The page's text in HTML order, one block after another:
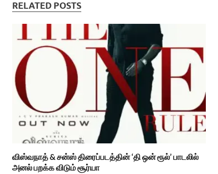
RELATED POSTS
விஸ்வநாத் & சன்ஸ் திரைப்படத்தின் ‘தி ஒன் ரூல்’ பாடலில்
அனல் பறக்க விடும் சூர்யா